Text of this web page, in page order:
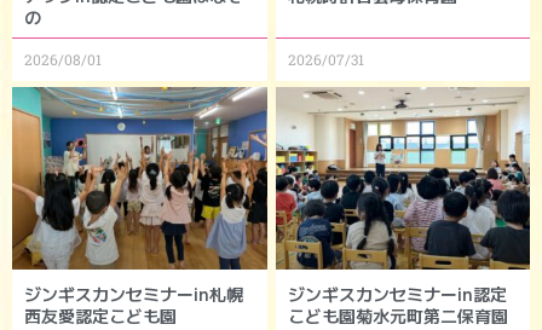
の
2026/08/01 2026/07/31
ジンギスカンセミナーin札幌
西友愛認定こども園
ジンギスカンセミナーin認定
こども園菊水元町第二保育園